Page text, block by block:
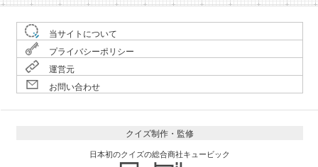
当サイトについて
プライバシーポリシー
運営元
お問い合わせ
クイズ制作・監修
日本初のクイズの総合商社キュービック